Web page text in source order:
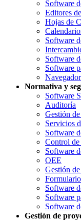
Software
Editores
Hojas de
Software
Software
Software
Normativa y
Software
Auditoría
Gestión
Servicios
Software
Control de
Software
OEE
Gestión
Software
Software
Software
Gestión de